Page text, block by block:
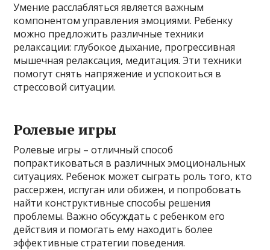
Умение расслабляться является важным
компонентом управления эмоциями. Ребенку
можно предложить различные техники
релаксации: глубокое дыхание, прогрессивная
мышечная релаксация, медитация. Эти техники
помогут снять напряжение и успокоиться в
стрессовой ситуации.
Ролевые игры
Ролевые игры – отличный способ
попрактиковаться в различных эмоциональных
ситуациях. Ребенок может сыграть роль того, кто
рассержен, испуган или обижен, и попробовать
найти конструктивные способы решения
проблемы. Важно обсуждать с ребенком его
действия и помогать ему находить более
эффективные стратегии поведения.